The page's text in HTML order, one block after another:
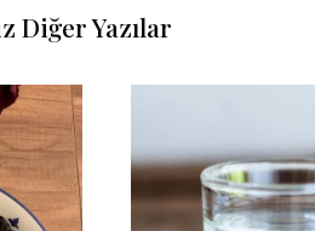
Diğer Yazılar